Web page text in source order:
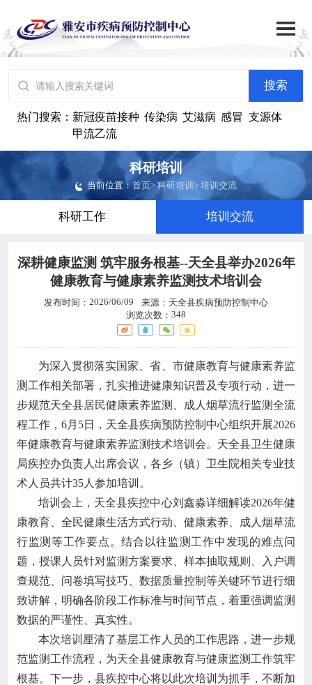
 搜索
热门搜索： 新冠疫苗接种 传染病 艾滋病 感冒 支源体
甲流乙流
科研培训
当前位置：首页>科研培训>培训交流
科研工作 培训交流

中心概况 
党群建设 
工作动态 

健康资讯 
疾控服务 
科研培训 
互动交流 
深耕健康监测 筑牢服务根基--天全县举办2026年
健康教育与健康素养监测技术培训会
发布时间： 2026/06/09 来源： 天全县疾病预防控制中心
浏览次数： 348
为深入贯彻落实国家、省、市健康教育与健康素养监
测工作相关部署，扎实推进健康知识普及专项行动，进一
步规范天全县居民健康素养监测、成人烟草流行监测全流
程工作，6月5日，天全县疾病预防控制中心组织开展2026
年健康教育与健康素养监测技术培训会。天全县卫生健康
局疾控办负责人出席会议，各乡（镇）卫生院相关专业技
术人员共计35人参加培训。
培训会上，天全县疾控中心刘鑫淼详细解读2026年健
康教育、全民健康生活方式行动、健康素养、成人烟草流
行监测等工作要点。结合以往监测工作中发现的难点问
题，授课人员针对监测方案要求、样本抽取规则、入户调
查规范、问卷填写技巧、数据质量控制等关键环节进行细
致讲解，明确各阶段工作标准与时间节点，着重强调监测
数据的严谨性、真实性。
本次培训厘清了基层工作人员的工作思路，进一步规
范监测工作流程，为天全县健康教育与健康监测工作筑牢
根基。下一步，县疾控中心将以此次培训为抓手，不断加